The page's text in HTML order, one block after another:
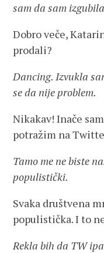
sam da sam
Dobro veče,
prodali?
Dancing. Izvukla
se da nije problem.
Nikakav! Inače
potražim na
Tamo me ne biste
populistički.
Svaka društvena
populistička. I to
Rekla bih da TW